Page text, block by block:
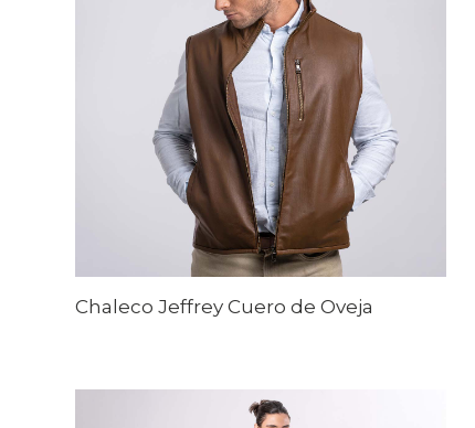
Chaleco Jeffrey Cuero de Oveja